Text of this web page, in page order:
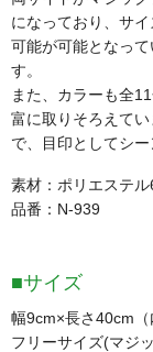
になっており、サイ
可能が可能となって
す。
また、カラーも全
富に取りそろえて
で、目印としてシー
素材：ポリエステ
品番：N-939
■サイズ
幅9cm×長さ40cm
フリーサイズ(マジ